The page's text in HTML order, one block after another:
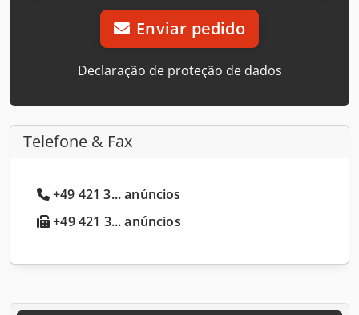
Enviar pedido
Declaração de proteção de dados
Telefone & Fax
+49 421 3... anúncios
+49 421 3... anúncios